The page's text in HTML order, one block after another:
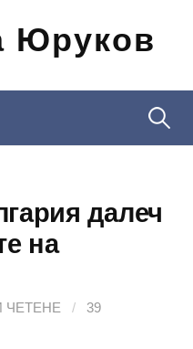
Юруков
далеч
на
ЧЕТЕНЕ /
39